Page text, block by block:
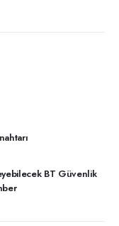
BT ​​Güvenlik